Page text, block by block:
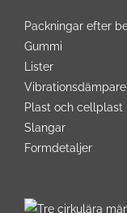
Packningar efter
Gummi
Lister
Plast och cellplast
Slangar
Formdetaljer